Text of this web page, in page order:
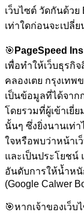
เว็บไซต์ วัดกันด้วย
เท่าใดก่อนจะเปลี่
🎯 PageSpeed
เพื่อทำให้เว็บธุรกิ
คลองเตย กรุงเท
เป็นข้อมูลที่ได้จาก
โดยรวมที่ผู้เข้าเยี่
นั้นๆ ซึ่งยิ่งนานเท่
ใจหรือพบว่าหน้าเ
และเป็นประโยชน์
อันดับการให้น้ำหนั
(Google Calwer
🎯หากเจ้าของเว็